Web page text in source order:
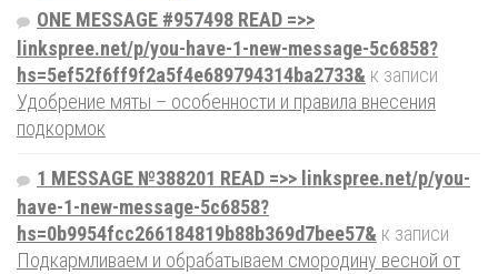
ONE MESSAGE #957498 READ =>>
linkspree.net/p/you-have-1-new-message-5c6858?
hs=5ef52f6ff9f2a5f4e689794314ba2733& к записи
Удобрение мяты – особенности и правила внесения
подкормок
1 MESSAGE №388201 READ =>> linkspree.net/p/you-
have-1-new-message-5c6858?
hs=0b9954fcc266184819b88b369d7bee57& к записи
Подкармливаем и обрабатываем смородину весной от